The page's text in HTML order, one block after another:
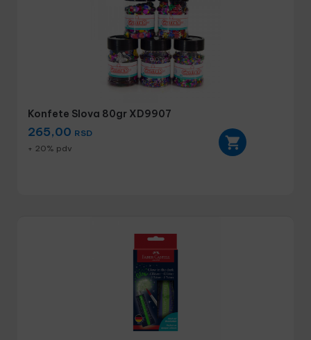
Konfete Slova 80gr XD9907
265,00 RSD
+ 20% pdv